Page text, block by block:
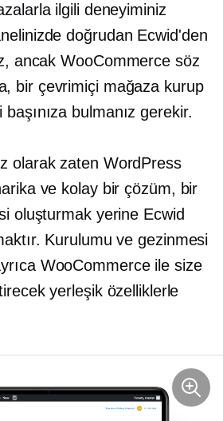
ilgili deneyiminiz
doğrudan Ecwid'den
ancak WooCommerce söz
bir çevrimiçi mağaza kurup
başınıza bulmanız gerekir.
olarak zaten WordPress
ve kolay bir çözüm, bir
oluşturmak yerine Ecwid
Kurulumu ve gezinmesi
WooCommerce ile size
yerleşik özelliklerle